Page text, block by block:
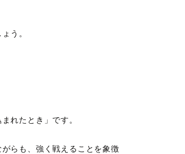
う。
れたとき」です。
らも、強く戦えることを象徴